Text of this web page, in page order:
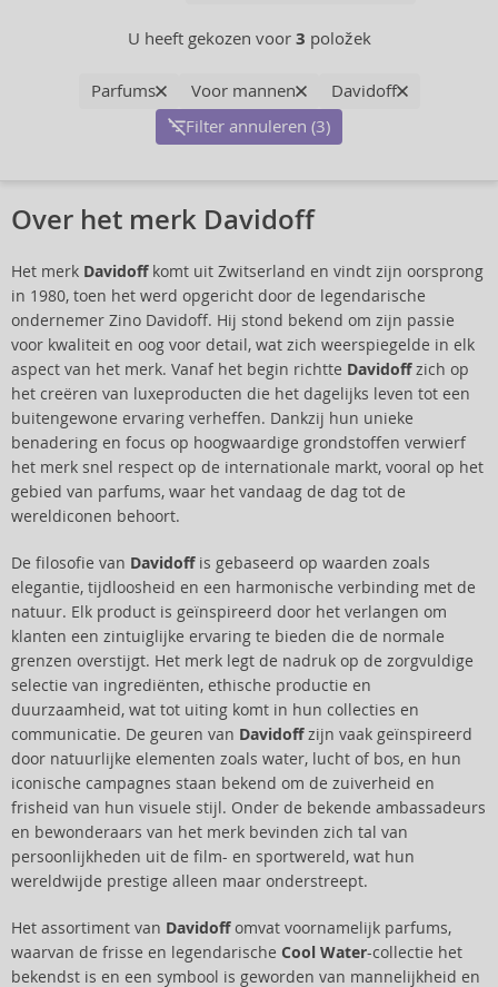
U heeft gekozen voor 3 položek
Parfums Voor mannen
Davidoff
Filter annuleren (3)
Over het merk Davidoff
Het merk Davidoffkomt uit Zwitserland en vindt zijn oorsprong
in 1980, toen het werd opgericht door de legendarische
ondernemer Zino Davidoff. Hij stond bekend om zijn passie
voor kwaliteit en oog voor detail, wat zich weerspiegelde in elk
aspect van het merk. Vanaf het begin richtte Davidoffzich op
het creëren van luxeproducten die het dagelijks leven tot een
buitengewone ervaring verheffen. Dankzij hun unieke
benadering en focus op hoogwaardige grondstoffen verwierf
het merk snel respect op de internationale markt, vooral op het
gebied van parfums, waar het vandaag de dag tot de
wereldiconen behoort.
De filosofie van Davidoffis gebaseerd op waarden zoals
elegantie, tijdloosheid en een harmonische verbinding met de
natuur. Elk product is geïnspireerd door het verlangen om
klanten een zintuiglijke ervaring te bieden die de normale
grenzen overstijgt. Het merk legt de nadruk op de zorgvuldige
selectie van ingrediënten, ethische productie en
duurzaamheid, wat tot uiting komt in hun collecties en
communicatie. De geuren van Davidoffzijn vaak geïnspireerd
door natuurlijke elementen zoals water, lucht of bos, en hun
iconische campagnes staan bekend om de zuiverheid en
frisheid van hun visuele stijl. Onder de bekende ambassadeurs
en bewonderaars van het merk bevinden zich tal van
persoonlijkheden uit de film- en sportwereld, wat hun
wereldwijde prestige alleen maar onderstreept.
Het assortiment van Davidoffomvat voornamelijk parfums,
waarvan de frisse en legendarische Cool Water-collectie het
bekendst is en een symbool is geworden van mannelijkheid en